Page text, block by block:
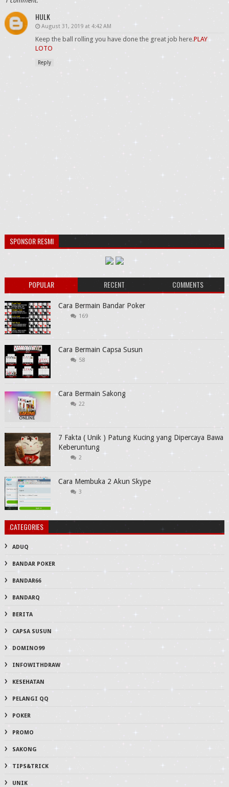
HULK
August 31, 2019 at 4:42 AM
Keep the ball rolling you have done the great job here.PLAY
LOTO
Reply
SPONSOR RESMI
POPULAR RECENT COMMENTS
Cara Bermain Bandar Poker
169
Cara Bermain Capsa Susun
58
Cara Bermain Sakong
22
7 Fakta ( Unik ) Patung Kucing yang Dipercaya Bawa
Keberuntung
2
Cara Membuka 2 Akun Skype
3
CATEGORIES
ADUQ
BANDAR POKER
BANDAR66
BANDARQ
BERITA
CAPSA SUSUN
DOMINO99
INFOWITHDRAW
KESEHATAN
PELANGI QQ
POKER
PROMO
SAKONG
TIPS&TRICK
UNIK